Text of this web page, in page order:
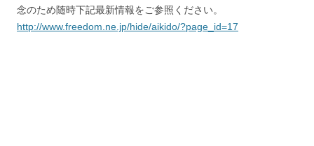
念のため随時下記最新情報をご参照ください。
http://www.freedom.ne.jp/hide/aikido/?page_id=17